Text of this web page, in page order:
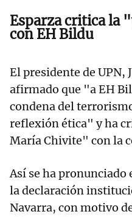
Esparza critica la
con EH Bildu
El presidente de UPN,
afirmado que "a EH
condena del
reflexión ética" y ha
María Chivite" con la
Así se ha pronunciado
la declaración
Navarra, con motivo